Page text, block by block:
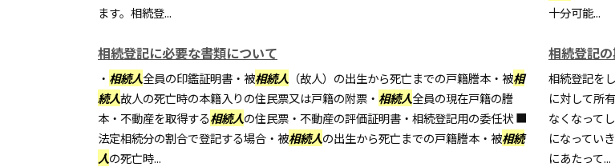
ます。相続登...
十分可能...
相続登記に必要な書類について
・ 相続人全員の印鑑証明書・被相続人 （故人）の出生から死亡までの戸籍謄本・被相
続人故人の死亡時の本籍入りの住民票又は戸籍の附票・ 相続人全員の現在戸籍の謄
本・不動産を取得する相続人の住民票・不動産の評価証明書・相続登記用の委任状 ■
法定相続分の割合で登記する場合・被相続人の出生から死亡までの戸籍謄本・被相続
人の死亡時...
相続登記
相続登記を
に対して所
なくなって
になってい
にあたって...